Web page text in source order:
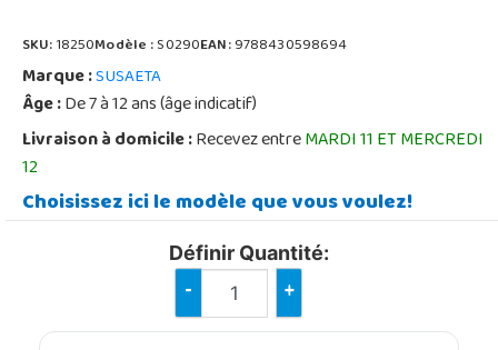
SKU:18250Modèle :S0290EAN:9788430598694
Marque :SUSAETA
Âge :De 7 à 12 ans (âge indicatif)
Livraison à domicile :Recevez entreMARDI 11 ET MERCREDI
12
Choisissez ici le modèle que vous voulez!
Définir Quantité:
- +